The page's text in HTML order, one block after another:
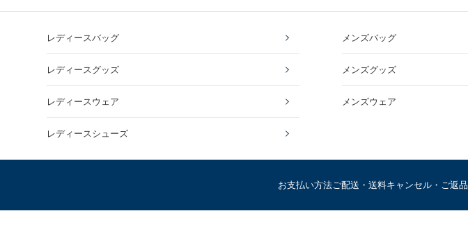
レディースバッグ
レディースグッズ
レディースウェア
レディースシューズ
メンズバッグ
メンズグッズ
メンズウェア
お支払い方法ご配送・送料キャンセル・ご返品